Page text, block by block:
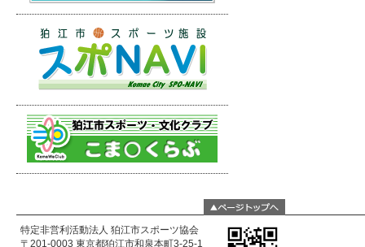
特定非営利活動法人 狛江市スポーツ協会
〒201-0003 東京都狛江市和泉本町3-25-1